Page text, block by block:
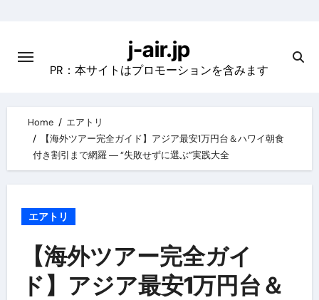
content
j-air.jp
PR：本サイトはプロモーションを含みます
Home
エアトリ
【海外ツアー完全ガイド】アジア最安1万円台＆ハワイ朝食
付き割引まで網羅 ― “失敗せずに選ぶ”実践大全
エアトリ
【海外ツアー完全ガイ
ド】アジア最安1万円台＆